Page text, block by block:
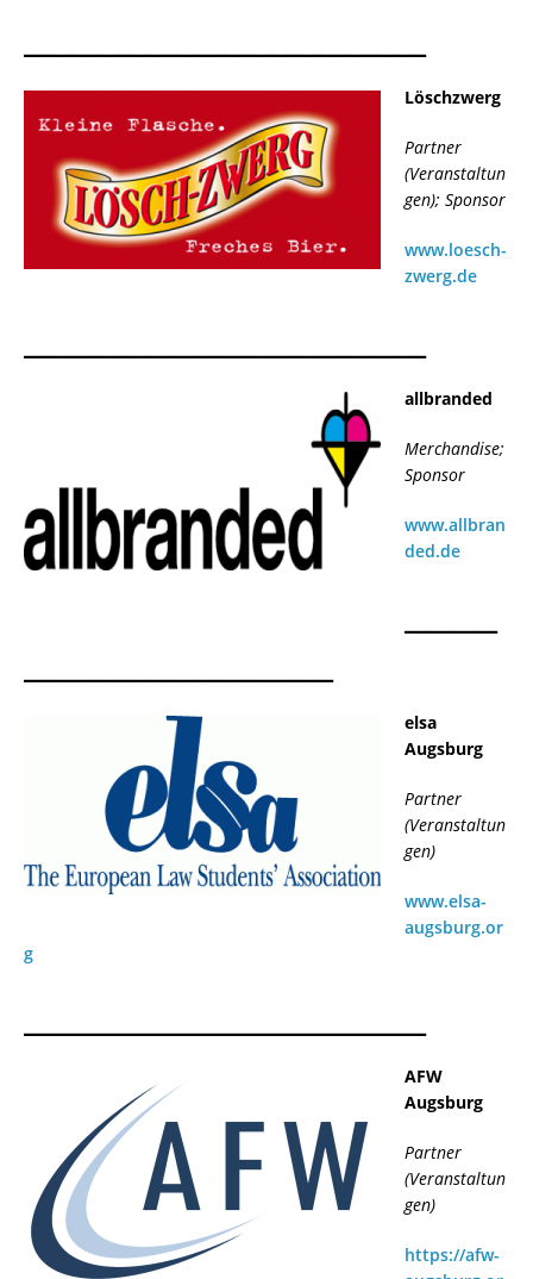
Löschzwerg
Partner
(Veranstaltun
gen); Sponsor
www.loesch-
zwerg.de
allbranded
Merchandise;
Sponsor
www.allbran
ded.de
elsa
Augsburg
Partner
(Veranstaltun
gen)
www.elsa-
augsburg.or
g
AFW
Augsburg
Partner
(Veranstaltun
gen)
https://afw-